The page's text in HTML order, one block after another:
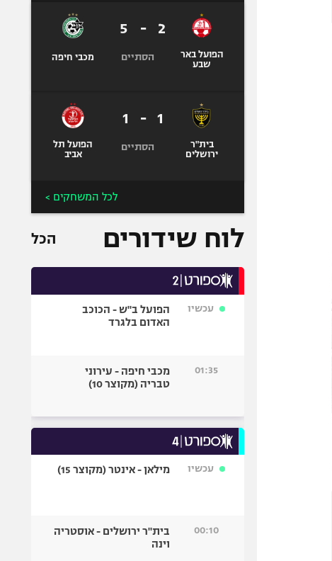
הפועל באר
שבע
2
-
5
הסתיים מכבי חיפה
בית"ר
ירושלים
1
-
1
הסתיים
הפועל תל
אביב
לכל המשחקים >
לוח שידורים הכל
עכשיו
הפועל ב"ש - הכוכב
האדום בלגרד
01:35
מכבי חיפה - עירוני
טבריה (מקוצר 10)
עכשיו מילאן - אינטר (מקוצר 15)
00:10
בית"ר ירושלים - אוסטריה
וינה